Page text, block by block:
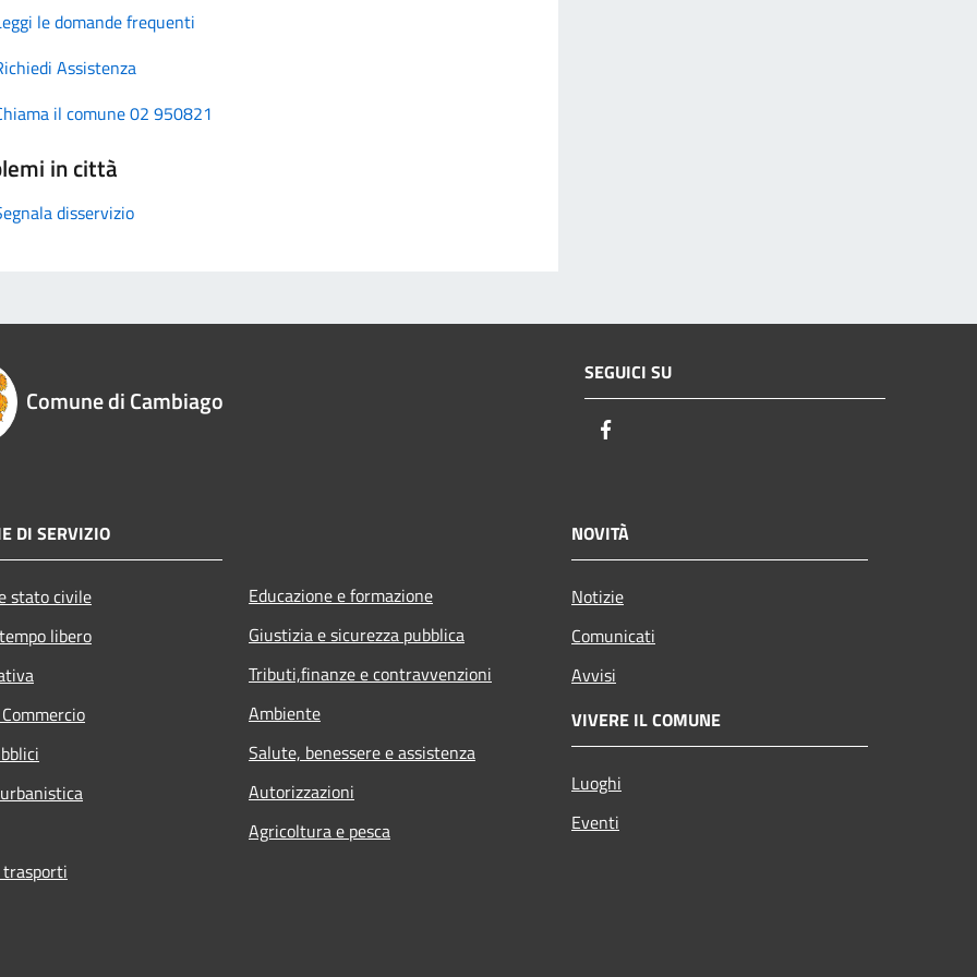
le domande frequenti
Assistenza
il comune 02 950821
in città
disservizio
Comune di Cambiago
SEGUICI SU
DI SERVIZIO
stato civile
libero
Educazione e formazione
Giustizia e sicurezza pubblica
Tributi,finanze e contravvenzioni
Ambiente
Salute, benessere e assistenza
Autorizzazioni
Agricoltura e pesca
NOVITÀ
Notizie
Comunicati
Avvisi
VIVERE IL COMUNE
Luoghi
Eventi